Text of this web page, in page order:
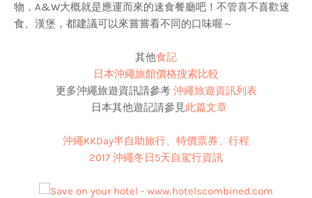
物，A&W大概就是應運而來的速食餐廳吧！不管喜不喜歡速
食、漢堡，都建議可以來嘗嘗看不同的口味喔～
其他食記
日本沖繩旅館價格搜索比較
更多沖繩旅遊資訊請參考 沖繩旅遊資訊列表
日本其他遊記請參見此篇文章
沖繩KKDay半自助旅行、特價票券、行程
2017 沖繩冬日5天自駕行資訊